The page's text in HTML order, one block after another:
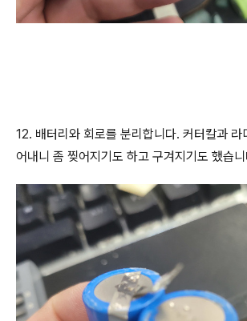
12. 배터리와 회로를 분리합니다. 커터칼과 라
어내니 좀 찢어지기도 하고 구겨지기도 했습